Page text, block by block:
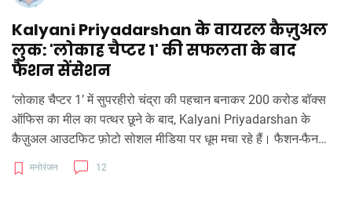
Kalyani Priyadarshan के वायरल कैज़ुअल
लुक: 'लोकाह चैप्टर 1' की सफलता के बाद
फैशन सेंसेशन
‘लोकाह चैप्टर 1’ में सुपरहीरो चंद्रा की पहचान बनाकर 200 करोड बॉक्स
ऑफिस का मील का पत्थर छूने के बाद, Kalyani Priyadarshan के
कैज़ुअल आउटफिट फ़ोटो सोशल मीडिया पर धूम मचा रहे हैं। फैशन‑फैन
उनके साधारण लेकिन स्टाइलिश अंदाज़ की सराहना कर रहे हैं। outfits में
स्थानीय ड्रेसिंग, स्वेटर और स्नीकर्स का मिश्रण दिखता है। कलाकार ने इस
मनोरंजन 12